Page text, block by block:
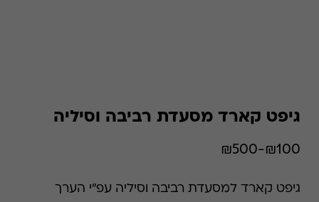
גיפט קארד מסעדת רביבה וסיליה
₪100-₪500
גיפט קארד למסעדת רביבה וסיליה עפ"י הערך